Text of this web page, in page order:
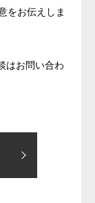
をお伝えしま
はお問い合わ